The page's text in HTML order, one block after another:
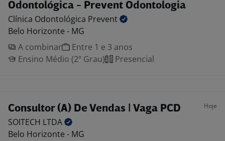
Odontológica - Prevent Odontologia
Clínica Odontológica Prevent
Belo Horizonte - MG
A combinar
Entre 1 e 3 anos
Ensino Médio (2º Grau)
Presencial
Consultor (A) De Vendas | Vaga PCD Hoje
SOITECH LTDA
Belo Horizonte - MG